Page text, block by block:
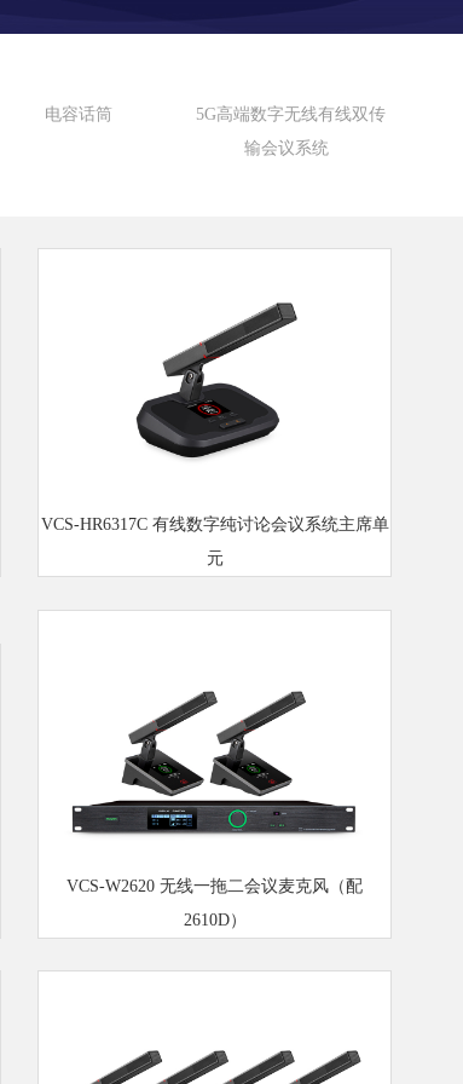
电容话筒
5G高端数字无线有线双传
输会议系统
VCS-HR6317C 有线数字纯讨论会议系统主席单
元
VCS-W2620 无线一拖二会议麦克风（配
2610D）